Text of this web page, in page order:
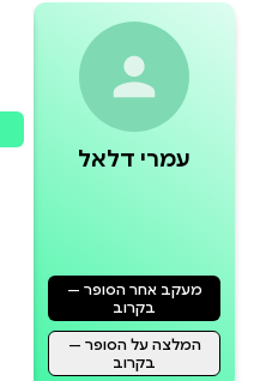
עמרי דלאל
מעקב אחר הסופר —
בקרוב
המלצה על הסופר —
בקרוב